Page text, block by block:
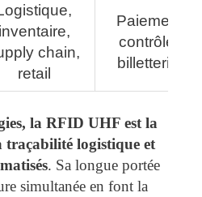
inventaire,
chain,
retail
Paiement
contrôle
billetterie,
la RFID UHF est la
traçabilité logistique et
. Sa longue portée
simultanée en font la